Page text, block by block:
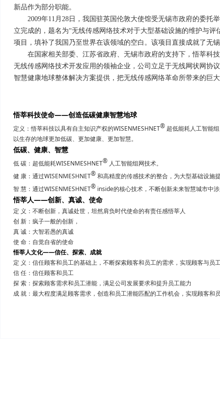
新品作为部分职能。
2009年11月28日，我国驻英国伦敦大使馆受无锡市政府的委托
立完成的，题名为“无线传感网络技术对于大型基础设施的维护与
项目，填补了我国乃至世界在该领域的空白。该项目直接成就了无
在国家相关部委、江苏省政府、无锡市政府的支持下，悟莘科技
无线传感网络技术开发应用的领袖企业，公司立足于无线网状网协
智慧健康地球整体解决方案提供，把无线传感网络革命所带来的巨
悟莘科技使命——创造低碳健康智慧地球
定义：悟莘科技以具有自主知识产权的WISENMESHNET® 超低能耗人工智能
以生存的地球更加低碳、更加健康、更加智慧。
低碳、健康、智慧
低 碳：超低能耗WISENMESHNET® 人工智能组网技术。
健 康：通过WISENMESHNET®和高精度的传感技术的整合，为大型基础设施
智 慧：通过WISENMESHNET® inside的核心技术，不断创新未来智慧城市中
悟莘人——创新、真诚、使命
定 义：不断创新，真诚处世，坦然肩负时代使命的有责任感悟莘人
创 新：疯子一般的创新，
真 诚：大智若愚的真诚
使 命：自觉自省的使命
悟莘人文化——信任、探索、成就
定 义：信任顾客和员工的基础上，不断探索顾客和员工的需求，实现顾客与员
信 任：信任顾客和员工
探 索：探索顾客需求和员工潜能，满足公司发展要求和提升员工能力
成 就：最大程度满足顾客需求，创造和员工潜能匹配的工作机会，实现顾客和